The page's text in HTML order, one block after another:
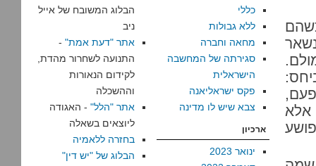
אלא
כללי
ללא גבולות
מחאה וחברה
סגירתה של המחשבה
הישראלית
פקס ישראליאנה
צבא שיש לו מדינה
ארכיון
ינואר 2023
הבלוג המשובח של אייל
ניב
אתר "דעת אמת" -
התנועה לשחרור מהדת,
לקידום הנאורות
וההשכלה
אתר "הלל" - האגודה
ליוצאים בשאלה
בחזרה ללאמיה
הבלוג של "יש דין"